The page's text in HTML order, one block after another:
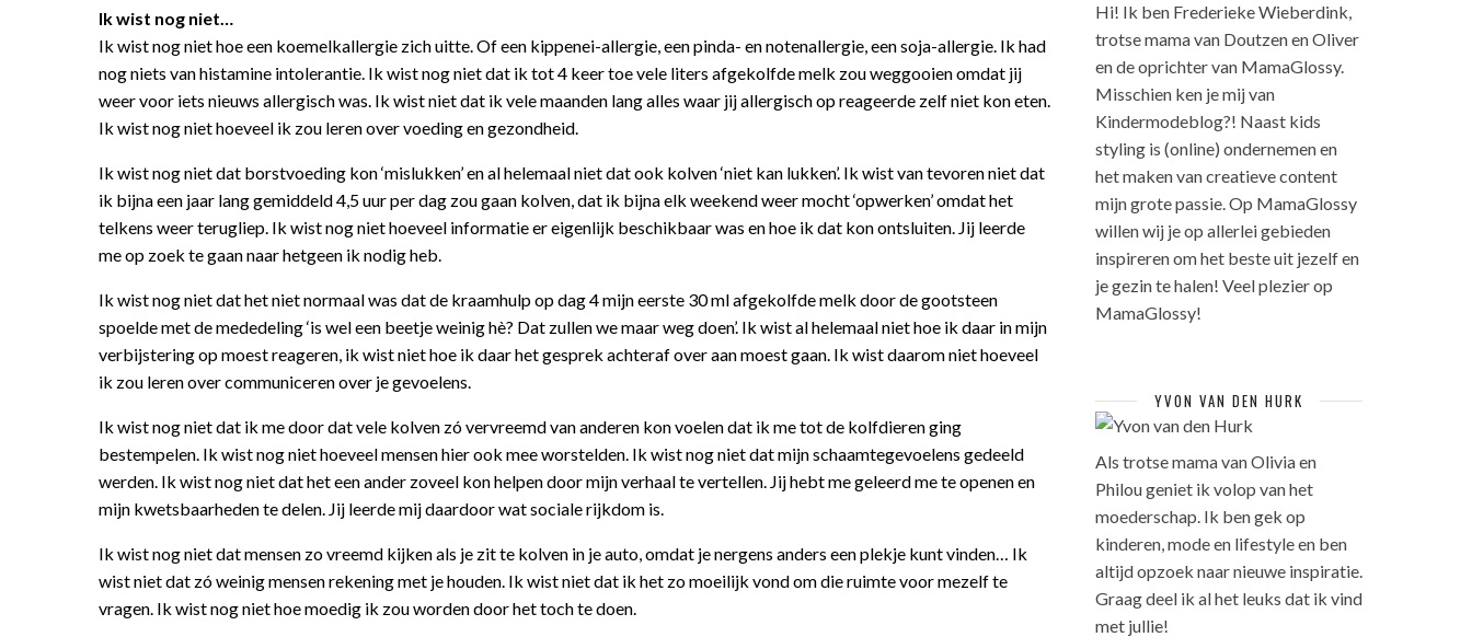
Ik wist nog niet…
Ik wist nog niet hoe een koemelkallergie zich uitte. Of een kippenei-allergie, een pinda- en notenallergie, een soja-allergie. Ik had
nog niets van histamine intolerantie. Ik wist nog niet dat ik tot 4 keer toe vele liters afgekolfde melk zou weggooien omdat jij
weer voor iets nieuws allergisch was. Ik wist niet dat ik vele maanden lang alles waar jij allergisch op reageerde zelf niet kon eten.
Ik wist nog niet hoeveel ik zou leren over voeding en gezondheid.
Ik wist nog niet dat borstvoeding kon ‘mislukken’ en al helemaal niet dat ook kolven ‘niet kan lukken’. Ik wist van tevoren niet dat
ik bijna een jaar lang gemiddeld 4,5 uur per dag zou gaan kolven, dat ik bijna elk weekend weer mocht ‘opwerken’ omdat het
telkens weer terugliep. Ik wist nog niet hoeveel informatie er eigenlijk beschikbaar was en hoe ik dat kon ontsluiten. Jij leerde
me op zoek te gaan naar hetgeen ik nodig heb.
Ik wist nog niet dat het niet normaal was dat de kraamhulp op dag 4 mijn eerste 30 ml afgekolfde melk door de gootsteen
spoelde met de mededeling ‘is wel een beetje weinig hè? Dat zullen we maar weg doen’. Ik wist al helemaal niet hoe ik daar in mijn
verbijstering op moest reageren, ik wist niet hoe ik daar het gesprek achteraf over aan moest gaan. Ik wist daarom niet hoeveel
ik zou leren over communiceren over je gevoelens.
Ik wist nog niet dat ik me door dat vele kolven zó vervreemd van anderen kon voelen dat ik me tot de kolfdieren ging
bestempelen. Ik wist nog niet hoeveel mensen hier ook mee worstelden. Ik wist nog niet dat mijn schaamtegevoelens gedeeld
werden. Ik wist nog niet dat het een ander zoveel kon helpen door mijn verhaal te vertellen. Jij hebt me geleerd me te openen en
mijn kwetsbaarheden te delen. Jij leerde mij daardoor wat sociale rijkdom is.
Ik wist nog niet dat mensen zo vreemd kijken als je zit te kolven in je auto, omdat je nergens anders een plekje kunt vinden… Ik
wist niet dat zó weinig mensen rekening met je houden. Ik wist niet dat ik het zo moeilijk vond om die ruimte voor mezelf te
vragen. Ik wist nog niet hoe moedig ik zou worden door het toch te doen.
Hi! Ik ben Frederieke Wieberdink,
trotse mama van Doutzen en Oliver
en de oprichter van MamaGlossy.
Misschien ken je mij van
Kindermodeblog?! Naast kids
styling is (online) ondernemen en
het maken van creatieve content
mijn grote passie. Op MamaGlossy
willen wij je op allerlei gebieden
inspireren om het beste uit jezelf en
je gezin te halen! Veel plezier op
MamaGlossy!
YVON VAN DEN HURK
Als trotse mama van Olivia en
Philou geniet ik volop van het
moederschap. Ik ben gek op
kinderen, mode en lifestyle en ben
altijd opzoek naar nieuwe inspiratie.
Graag deel ik al het leuks dat ik vind
met jullie!